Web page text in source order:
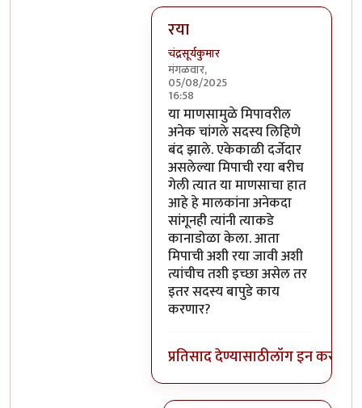
रया
चंद्रसूर्यकुमार
मंगळवार,
05/08/2025
16:58
In reply toहायला.byअभ्या..
या माणसामुळे मिपावरील
अनेक चांगले सदस्य लिहिणे
बंद झाले. एकेकाळी दर्जेदार
असलेल्या मिपाची रया बरीच
गेली त्यात या माणसाचा हात
आहे हे मालकांना अनेकदा
सांगूनही त्यांनी त्याकडे
कानाडोळा केला. आता
मिपाची अशी रया जावी अशी
त्यांचीच तशी इच्छा असेल तर
इतर सदस्य बापुडे काय
करणार?
प्रतिसाद देण्यासाठीलॉग इन करा